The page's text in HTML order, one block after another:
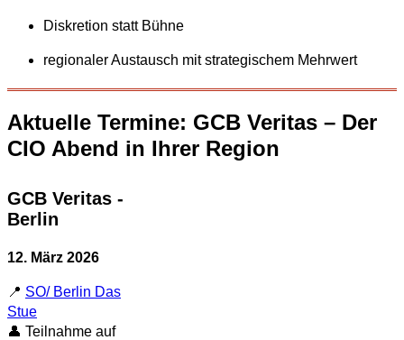
Diskretion statt Bühne
regionaler Austausch mit strategischem Mehrwert
Aktuelle Termine: GCB Veritas – Der
CIO Abend in Ihrer Region
GCB Veritas -
Berlin
12. März 2026
📍 SO/ Berlin Das
Stue
👤 Teilnahme auf